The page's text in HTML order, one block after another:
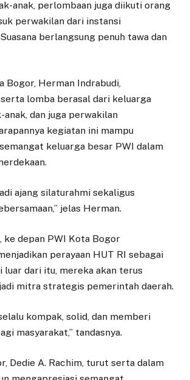
anak, perlombaan juga diikuti orang
perwakilan dari instansi
berlangsung penuh tawa dan
Bogor, Herman Indrabudi,
lomba berasal dari keluarga
anak, dan juga perwakilan
kegiatan ini mampu
keluarga besar PWI dalam
ajang silaturahmi sekaligus
jelas Herman.
ke depan PWI Kota Bogor
perayaan HUT RI sebagai
luar dari itu, mereka akan terus
mitra strategis pemerintah daerah.
kompak, solid, dan memberi
masyarakat,” tandasnya.
Dedie A. Rachim, turut serta dalam